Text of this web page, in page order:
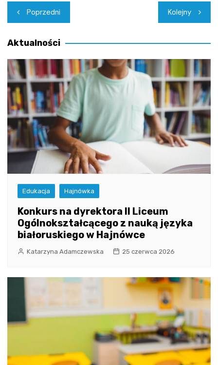
Nawigacja
wpisu
Poprzedni Kolejny
Aktualności
Edukacja Hajnówka
Konkurs na dyrektora II Liceum
Ogólnokształcącego z nauką języka
białoruskiego w Hajnówce
Katarzyna Adamczewska 25 czerwca 2026